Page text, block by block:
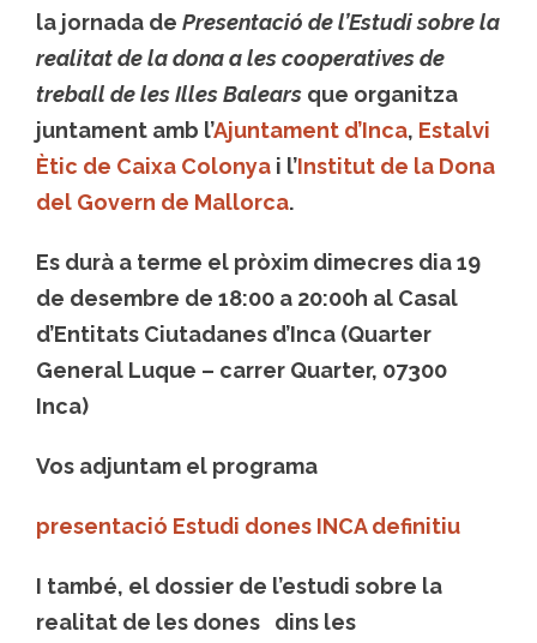
la jornada de Presentació de l’Estudi sobre la
realitat de la dona a les cooperatives de
treball de les Illes Balears que organitza
juntament amb l’Ajuntament d’Inca, Estalvi
Ètic de Caixa Colonya i l’Institut de la Dona
del Govern de Mallorca.
Es durà a terme el pròxim dimecres dia 19
de desembre de 18:00 a 20:00h al Casal
d’Entitats Ciutadanes d’Inca (Quarter
General Luque – carrer Quarter, 07300
Inca)
Vos adjuntam el programa
presentació Estudi dones INCA definitiu
I també, el dossier de l’estudi sobre la
realitat de les dones dins les